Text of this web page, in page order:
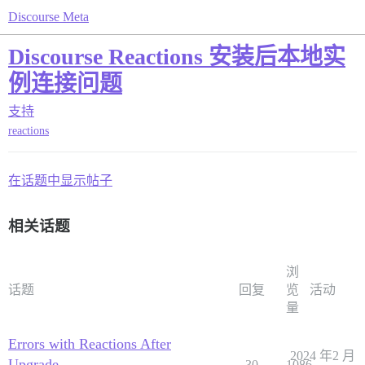
Discourse Meta
Discourse Reactions 安装后本地实
例连接问题
支持
reactions
在话题中显示帖子
相关话题
话题 回复
浏
览
量
活动
Errors with Reactions After
2024 年2 月